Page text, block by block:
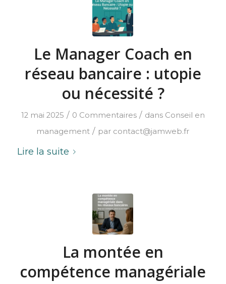
Le Manager Coach en
réseau bancaire : utopie
ou nécessité ?
12 mai 2025 / 0 Commentaires / dans Conseil en
management / par contact@jamweb.fr
Lire la suite
La montée en
compétence managériale